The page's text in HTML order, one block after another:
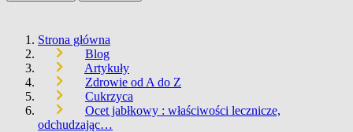
Strona główna
Blog
Artykuły
Zdrowie od A do Z
Cukrzyca
Ocet jabłkowy : właściwości lecznicze,
odchudzając…